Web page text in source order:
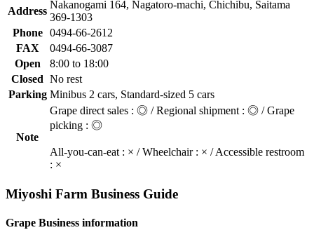
Address
Nakanogami 164, Nagatoro-machi, Chichibu, Saitama
369-1303
Phone
0494-66-2612
FAX
0494-66-3087
Open
8:00 to 18:00
Closed No rest
Parking Minibus 2 cars, Standard-sized 5 cars
Note
Grape direct sales : ◎ / Regional shipment : ◎ / Grape
picking : ◎
All-you-can-eat : × / Wheelchair : × / Accessible restroom
: ×
Miyoshi Farm Business Guide
Grape Business information